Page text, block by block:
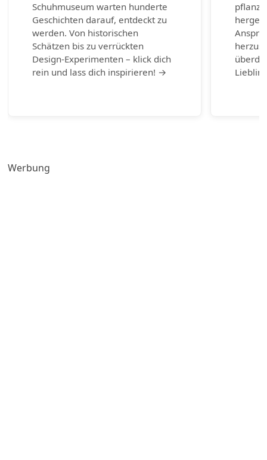
Schuhmuseum warten hunderte
Geschichten darauf, entdeckt zu
werden. Von historischen
Schätzen bis zu verrückten
Design-Experimenten – klick dich
rein und lass dich inspirieren! →
Werbung